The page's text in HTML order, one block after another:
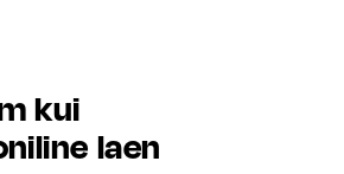
kui
laen